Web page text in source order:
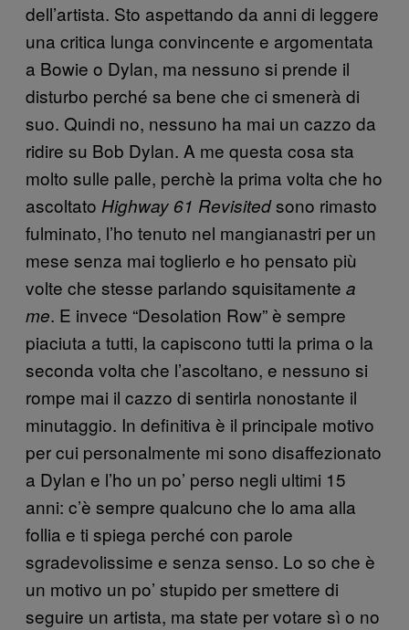
dell’artista. Sto aspettando da anni di leggere
una critica lunga convincente e argomentata
a Bowie o Dylan, ma nessuno si prende il
disturbo perché sa bene che ci smenerà di
suo. Quindi no, nessuno ha mai un cazzo da
ridire su Bob Dylan. A me questa cosa sta
molto sulle palle, perchè la prima volta che ho
ascoltato Highway 61 Revisitedsono rimasto
fulminato, l’ho tenuto nel mangianastri per un
mese senza mai toglierlo e ho pensato più
volte che stesse parlando squisitamente a
me. E invece “Desolation Row” è sempre
piaciuta a tutti, la capiscono tutti la prima o la
seconda volta che l’ascoltano, e nessuno si
rompe mai il cazzo di sentirla nonostante il
minutaggio. In definitiva è il principale motivo
per cui personalmente mi sono disaffezionato
a Dylan e l’ho un po’ perso negli ultimi 15
anni: c’è sempre qualcuno che lo ama alla
follia e ti spiega perché con parole
sgradevolissime e senza senso. Lo so che è
un motivo un po’ stupido per smettere di
seguire un artista, ma state per votare sì o no